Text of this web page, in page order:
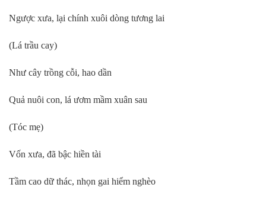
Ngược xưa, lại chính xuôi dòng tương lai
(Lá trầu cay)
Như cây trồng cỗi, hao dần
Quả nuôi con, lá ươm mầm xuân sau
(Tóc mẹ)
Vốn xưa, đã bậc hiền tài
Tầm cao dữ thác, nhọn gai hiểm nghèo